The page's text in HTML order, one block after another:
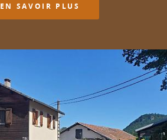
EN SAVOIR PLUS